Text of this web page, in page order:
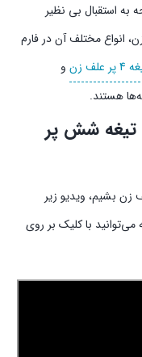
به استقبال بی نظیر
انواع مختلف آن در فارم
علف زن
و
هستند.
تیغه شش پر
زن بشیم، ویدیو زیر
با کلیک بر روی